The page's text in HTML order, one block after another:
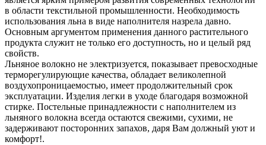
в области текстильной промышленности. Необходимость
использования льна в виде наполнителя назрела давно.
Основным аргументом применения данного растительного
продукта служит не только его доступность, но и целый ряд
свойств.
Льняное волокно не электризуется, показывает превосходные
терморегулирующие качества, обладает великолепной
воздухопроницаемостью, имеет продолжительный срок
эксплуатации. Изделия легки в уходе благодаря возможной
стирке. Постельные принадлежности с наполнителем из
льняного волокна всегда остаются свежими, сухими, не
задерживают посторонних запахов, даря Вам должный уют и
комфорт!.